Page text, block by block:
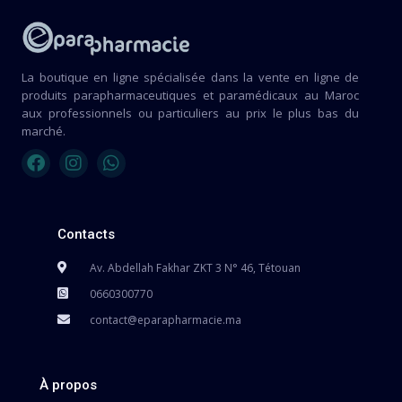
La boutique en ligne spécialisée dans la vente en ligne de
produits parapharmaceutiques et paramédicaux au Maroc
aux professionnels ou particuliers au prix le plus bas du
marché.
Contacts
Av. Abdellah Fakhar ZKT 3 N° 46, Tétouan
0660300770
contact@eparapharmacie.ma
À propos